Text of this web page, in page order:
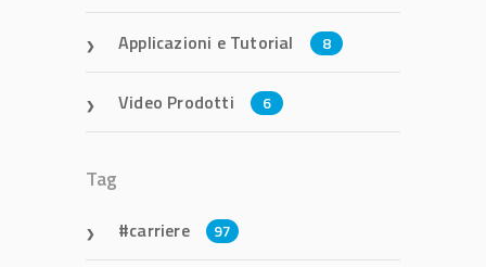
Applicazioni e Tutorial 8
Video Prodotti 6
Tag
carriere 97